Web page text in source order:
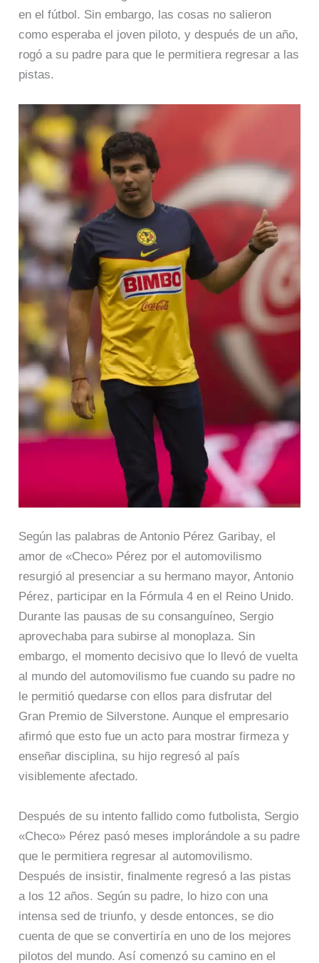
en el fútbol. Sin embargo, las cosas no salieron
como esperaba el joven piloto, y después de un año,
rogó a su padre para que le permitiera regresar a las
pistas.
Según las palabras de Antonio Pérez Garibay, el
amor de «Checo» Pérez por el automovilismo
resurgió al presenciar a su hermano mayor, Antonio
Pérez, participar en la Fórmula 4 en el Reino Unido.
Durante las pausas de su consanguíneo, Sergio
aprovechaba para subirse al monoplaza. Sin
embargo, el momento decisivo que lo llevó de vuelta
al mundo del automovilismo fue cuando su padre no
le permitió quedarse con ellos para disfrutar del
Gran Premio de Silverstone. Aunque el empresario
afirmó que esto fue un acto para mostrar firmeza y
enseñar disciplina, su hijo regresó al país
visiblemente afectado.
Después de su intento fallido como futbolista, Sergio
«Checo» Pérez pasó meses implorándole a su padre
que le permitiera regresar al automovilismo.
Después de insistir, finalmente regresó a las pistas
a los 12 años. Según su padre, lo hizo con una
intensa sed de triunfo, y desde entonces, se dio
cuenta de que se convertiría en uno de los mejores
pilotos del mundo. Así comenzó su camino en el